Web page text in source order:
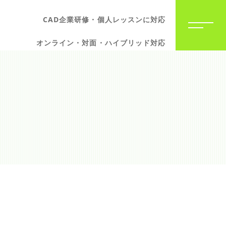
CAD企業研修・個人レッスンに対応
オンライン・対面・ハイブリッド対応